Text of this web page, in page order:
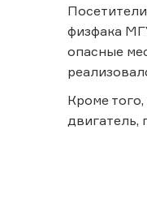
физфака
опасные
Кроме
двигатель,